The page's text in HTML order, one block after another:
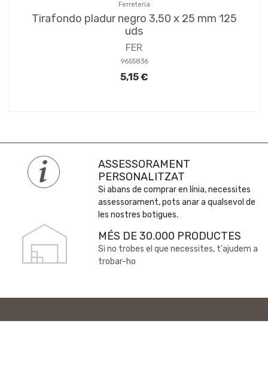
Ferreteria
Tirafondo pladur negro 3,50 x 25 mm 125
uds
FER
9655836
5,15 €
ASSESSORAMENT
PERSONALITZAT
Si abans de comprar en línia, necessites
assessorament, pots anar a qualsevol de
les nostres botigues.
MÉS DE 30.000 PRODUCTES
Si no trobes el que necessites, t'ajudem a
trobar-ho